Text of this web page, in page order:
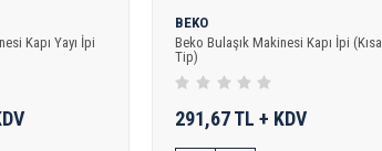
Kapı Yayı İpi
BEKO
Beko Bulaşık Makinesi Kapı İpi (Kısa
Tip)
291,67 TL + KDV